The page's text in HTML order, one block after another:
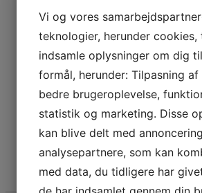
Vi og vores
teknologier, herunder cookies,
indsamle oplysninger om dig
formål, herunder: Tilpasning af
bedre brugeroplevelse,
statistik og marketing. Disse
kan blive delt med
analysepartnere, som kan
med data, du tidligere har